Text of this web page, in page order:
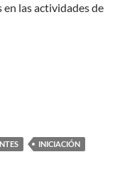
las actividades de
INICIACIÓN